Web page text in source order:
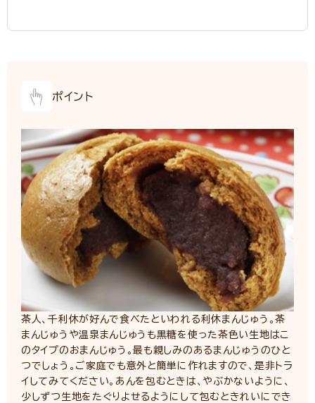
ポイント
茶人、千利休が好んで食べたといわれる利休まんじゅう。茶
まんじゅうや温泉まんじゅうも黒糖を使った茶色い生地はこ
のタイプのおまんじゅう。最も親しみのあるまんじゅうのひと
つでしょう。ご家庭でも意外と簡単に作れますので、是非トラ
イしてみてください。あんを包むときは、やぶかないように、
少しずつ生地をたぐりよせるようにして包むときれいにでき